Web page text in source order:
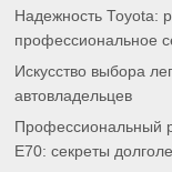
Надежность Toyota:
профессиональное
Искусство выбора
автовладельцев
Профессиональный
E70: секреты